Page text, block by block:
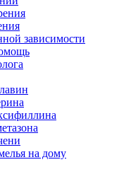
зависимости
на дому